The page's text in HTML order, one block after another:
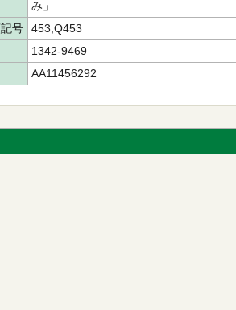
み」
号
453,Q453
1342-9469
AA11456292